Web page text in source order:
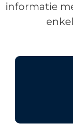
informatie